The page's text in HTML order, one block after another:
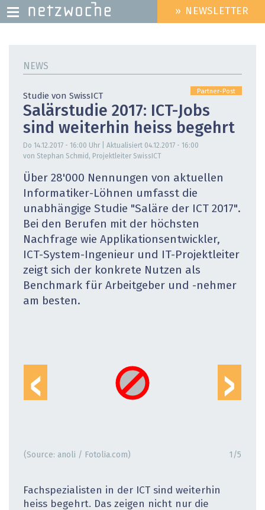
Inhalt
HEADER
MENU
» NEWSLETTER
NEWS
Partner-Post
Studie von SwissICT
Salärstudie 2017: ICT-Jobs
sind weiterhin heiss begehrt
Do 14.12.2017 - 16:00 Uhr | Aktualisiert 04.12.2017 - 16:00
von Stephan Schmid, Projektleiter SwissICT
Über 28'000 Nennungen von aktuellen
Informatiker-Löhnen umfasst die
unabhängige Studie "Saläre der ICT 2017".
Bei den Berufen mit der höchsten
Nachfrage wie Applikationsentwickler,
ICT-System-Ingenieur und IT-Projektleiter
zeigt sich der konkrete Nutzen als
Benchmark für Arbeitgeber und -nehmer
am besten.
‹ ›
1 /5
(Source: anoli / Fotolia.com)
Fachspezialisten in der ICT sind weiterhin
heiss begehrt. Das zeigen nicht nur die